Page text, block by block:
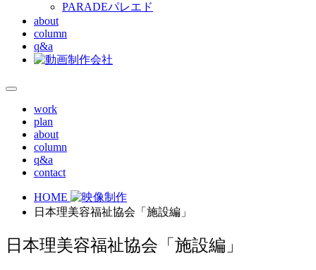
PARADEパレエド
about
column
q&a
work
plan
about
column
q&a
contact
HOME
日本理美容福祉協会「施設編」
日本理美容福祉協会「施設編」